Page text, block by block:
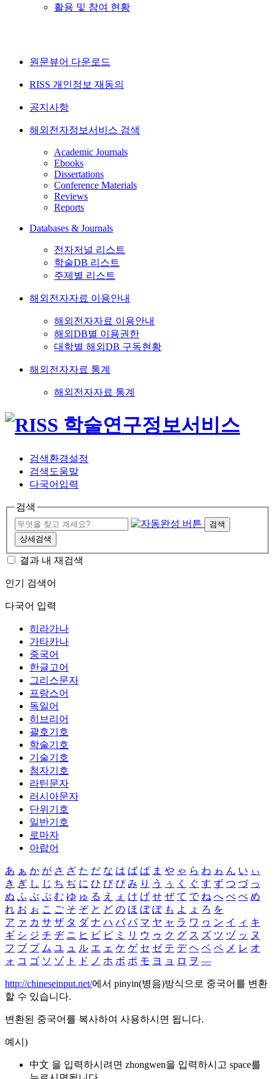
활용 및 참여 현황
원문뷰어 다운로드
RISS 개인정보 재동의
공지사항
해외전자정보서비스 검색
Academic Journals
Ebooks
Dissertations
Conference Materials
Reviews
Reports
Databases & Journals
전자저널 리스트
학술DB 리스트
주제별 리스트
해외전자자료 이용안내
해외전자자료 이용안내
해외DB별 이용권한
대학별 해외DB 구독현황
해외전자자료 통계
해외전자자료 통계
검색환경설정
검색도움말
다국어입력
검색
검색
상세검색
결과 내 재검색
인기 검색어
다국어 입력
히라가나
가타카나
중국어
한글고어
그리스문자
프랑스어
독일어
히브리어
괄호기호
학술기호
기술기호
첨자기호
라틴문자
러시아문자
단위기호
일반기호
로마자
아랍어
あ ぁ か が さ ざ た だ な は ば ぱ ま や ゃ ら わ ゎ ん い ぃ
き ぎ し じ ち ぢ に ひ び ぴ み り う ぅ く ぐ す ず つ づ っ
ぬ ふ ぶ ぷ む ゆ ゅ る え ぇ け げ せ ぜ て で ね へ べ ぺ め
れ お ぉ こ ご そ ぞ と ど の ほ ぼ ぽ も よ ょ ろ を
ア ァ カ サ ザ タ ダ ナ ハ バ パ マ ヤ ャ ラ ワ ヮ ン イ ィ キ
ギ シ ジ チ ヂ ニ ヒ ビ ピ ミ リ ウ ゥ ク グ ス ズ ツ ヅ ッ ヌ
フ ブ プ ム ユ ュ ル エ ェ ケ ゲ セ ゼ テ デ ヘ ベ ペ メ レ オ
ォ コ ゴ ソ ゾ ト ド ノ ホ ボ ポ モ ヨ ョ ロ ヲ ―
http://chineseinput.net/에서 pinyin(병음)방식으로 중국어를 변환
할 수 있습니다.
변환된 중국어를 복사하여 사용하시면 됩니다.
예시)
中文 을 입력하시려면 zhongwen을 입력하시고 space를